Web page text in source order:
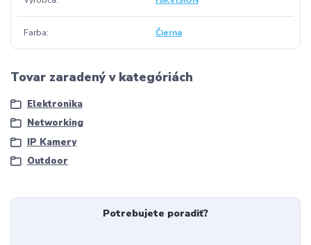
Farba Čierna
Tovar zaradený v kategóriách
Elektronika
Networking
IP Kamery
Outdoor
Potrebujete poradiť?